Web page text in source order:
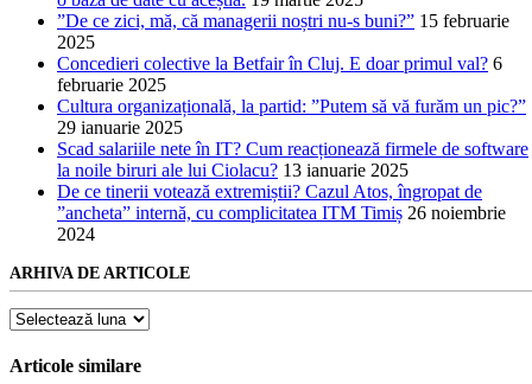
”De ce zici, mă, că managerii noștri nu-s buni?” 15 februarie
2025
Concedieri colective la Betfair în Cluj. E doar primul val? 6
februarie 2025
Cultura organizațională, la partid: ”Putem să vă furăm un pic?”
29 ianuarie 2025
Scad salariile nete în IT? Cum reacționează firmele de software
la noile biruri ale lui Ciolacu? 13 ianuarie 2025
De ce tinerii votează extremiștii? Cazul Atos, îngropat de
”ancheta” internă, cu complicitatea ITM Timiș 26 noiembrie
2024
ARHIVA DE ARTICOLE
Arhiva
articole
Articole similare